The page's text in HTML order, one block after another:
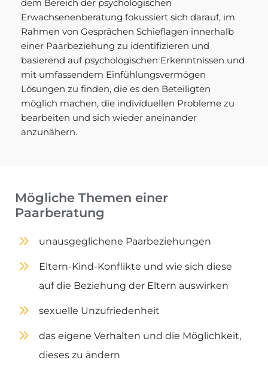
dem Bereich der psychologischen
Erwachsenenberatung fokussiert sich darauf, im
Rahmen von Gesprächen Schieflagen innerhalb
einer Paarbeziehung zu identifizieren und
basierend auf psychologischen Erkenntnissen und
mit umfassendem Einfühlungsvermögen
Lösungen zu finden, die es den Beteiligten
möglich machen, die individuellen Probleme zu
bearbeiten und sich wieder aneinander
anzunähern.
Mögliche Themen einer
Paarberatung
unausgeglichene Paarbeziehungen
Eltern-Kind-Konflikte und wie sich diese
auf die Beziehung der Eltern auswirken
sexuelle Unzufriedenheit
das eigene Verhalten und die Möglichkeit,
dieses zu ändern